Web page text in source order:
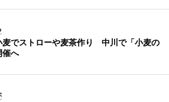
麦でストローや麦茶作り 中川で「小麦の
催へ